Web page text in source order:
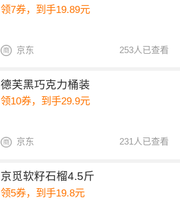
领7券，到手19.89元
253人已查看
京东
德芙黑巧克力桶装
领10券，到手29.9元
231人已查看
京东
京觅软籽石榴4.5斤
领5券，到手19.8元